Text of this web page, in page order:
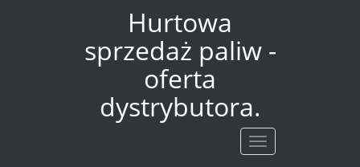
Hurtowa
sprzedaż paliw -
oferta
dystrybutora.
Rozwiń
nawigację